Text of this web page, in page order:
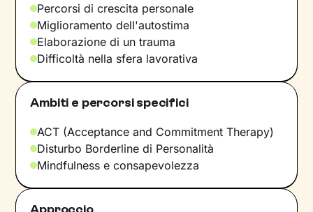
Percorsi di crescita personale
Miglioramento dell'autostima
Elaborazione di un trauma
Difficoltà nella sfera lavorativa
Ambiti e percorsi specifici
ACT (Acceptance and Commitment Therapy)
Disturbo Borderline di Personalità
Mindfulness e consapevolezza